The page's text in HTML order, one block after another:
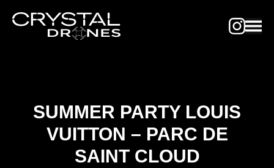
SUMMER PARTY LOUIS
VUITTON – PARC DE
SAINT CLOUD